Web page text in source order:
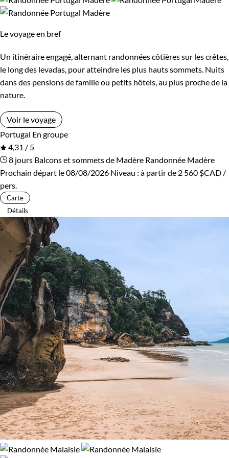
Bord de mer et îles
Le voyage en bref
Un itinéraire engagé, alternant randonnées côtières sur les crêtes,
le long des levadas, pour atteindre les plus hauts sommets. Nuits
dans des pensions de famille ou petits hôtels, au plus proche de la
nature.
Voir le voyage
Portugal En groupe
4,31 / 5
8 jours Balcons et sommets de Madère Randonnée Madère
Prochain départ le 08/08/2026 Niveau : à partir de 2 560 $CAD /
pers.
Carte
Détails